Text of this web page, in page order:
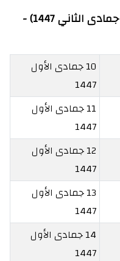
نوفمبر 2025 (جمادى الأول - جمادى الثاني 1447) -
10 جمادى الأول
1447
11 جمادى الأول
1447
12 جمادى الأول
1447
13 جمادى الأول
1447
14 جمادى الأول
1447